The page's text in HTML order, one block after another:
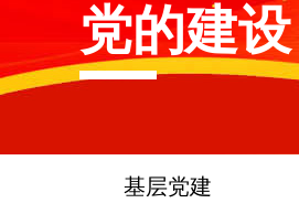
党的建设
基层党建